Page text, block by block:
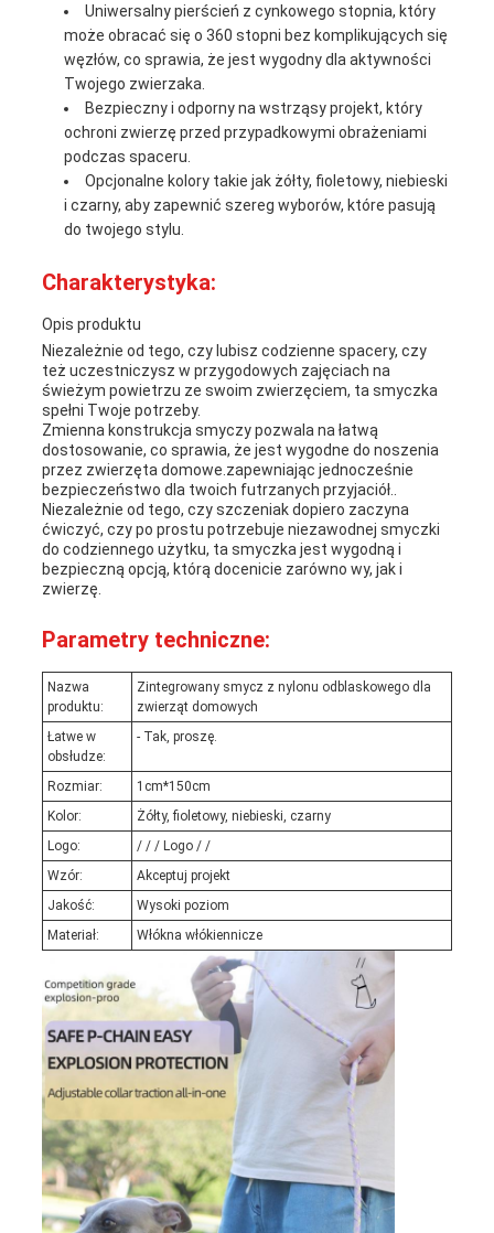
Uniwersalny pierścień z cynkowego stopnia, który
może obracać się o 360 stopni bez komplikujących się
węzłów, co sprawia, że jest wygodny dla aktywności
Twojego zwierzaka.
Bezpieczny i odporny na wstrząsy projekt, który
ochroni zwierzę przed przypadkowymi obrażeniami
podczas spaceru.
Opcjonalne kolory takie jak żółty, fioletowy, niebieski
i czarny, aby zapewnić szereg wyborów, które pasują
do twojego stylu.
Charakterystyka:
Opis produktu
Niezależnie od tego, czy lubisz codzienne spacery, czy
też uczestniczysz w przygodowych zajęciach na
świeżym powietrzu ze swoim zwierzęciem, ta smyczka
spełni Twoje potrzeby.
Zmienna konstrukcja smyczy pozwala na łatwą
dostosowanie, co sprawia, że jest wygodne do noszenia
przez zwierzęta domowe.zapewniając jednocześnie
bezpieczeństwo dla twoich futrzanych przyjaciół..
Niezależnie od tego, czy szczeniak dopiero zaczyna
ćwiczyć, czy po prostu potrzebuje niezawodnej smyczki
do codziennego użytku, ta smyczka jest wygodną i
bezpieczną opcją, którą docenicie zarówno wy, jak i
zwierzę.
Parametry techniczne:
Nazwa
produktu:
Zintegrowany smycz z nylonu odblaskowego dla
zwierząt domowych
Łatwe w
obsłudze:
- Tak, proszę.
Rozmiar:
1cm*150cm
Kolor:
Żółty, fioletowy, niebieski, czarny
Logo:
/ / / Logo / /
Wzór:
Akceptuj projekt
Jakość:
Wysoki poziom
Materiał:
Włókna włókiennicze